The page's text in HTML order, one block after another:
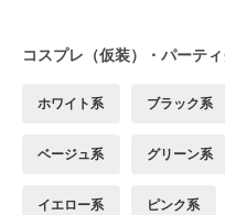
コスプレ（仮装）・パーテ
ホワイト系 ブラック系
ベージュ系 グリーン系
イエロー系 ピンク系